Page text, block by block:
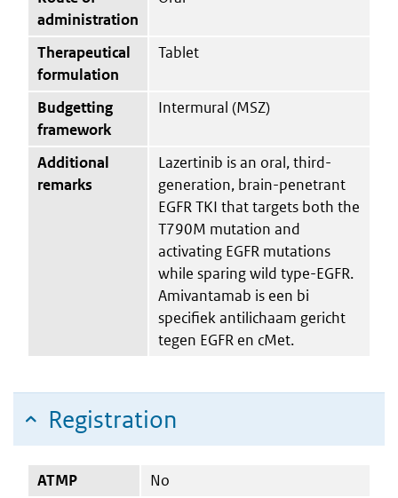
administration
Therapeutical
formulation
Tablet
Budgetting
framework
Intermural (MSZ)
Additional
remarks
Lazertinib is an oral, third-
generation, brain-penetrant
EGFR TKI that targets both the
T790M mutation and
activating EGFR mutations
while sparing wild type-EGFR.
Amivantamab is een bi
specifiek antilichaam gericht
tegen EGFR en cMet.
Registration
ATMP
No